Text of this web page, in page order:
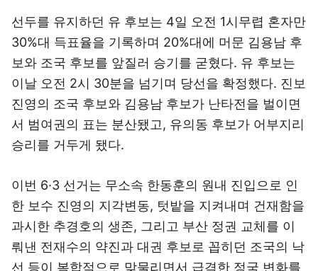
선두를 유지하던 유 후보는 4일 오전 1시무렵 혼자만
30%대 득표율을 기록하며 20%대에 머문 김용남 후
보와 조국 후보를 앞질러 승기를 굳혔다. 유 후보는
이날 오전 2시 30분을 넘기며 당선을 확정했다. 진보
진영의 조국 후보와 김용남 후보가 난타전을 벌이면
서 범여권의 표는 분산됐고, 유의동 후보가 어부지리
승리를 거두게 됐다.
이번 6·3 선거는 무소속 한동훈의 원내 진입으로 인
한 보수 진영의 지각변동, 텃밭을 지켜내며 건재함을
과시한 추경호의 생존, 그리고 부산 정권 교체를 이
뤄낸 전재수의 약진과 대권 후보로 꼽히던 조국의 낙
선 등이 복합적으로 맞물리면서 급격한 정국 변화를